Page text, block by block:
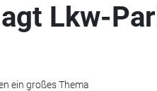
Lkw-
ein großes Thema